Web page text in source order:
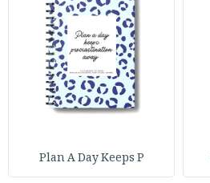
Plan A Day Keeps P